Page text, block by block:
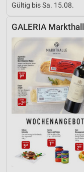
Gültig bis Sa. 15.08.
GALERIA